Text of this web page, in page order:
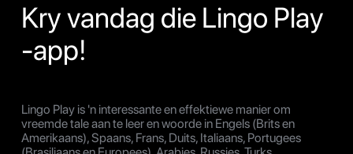
Kry vandag die Lingo Play
-app!
Lingo Play is 'n interessante en effektiewe manier om
vreemde tale aan te leer en woorde in Engels (Brits en
Amerikaans), Spaans, Frans, Duits, Italiaans, Portugees